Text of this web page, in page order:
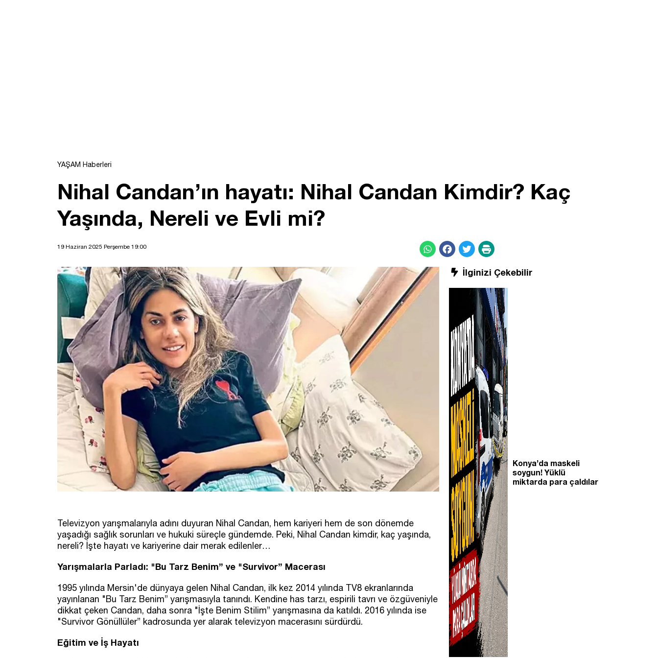
YAŞAM Haberleri
Nihal Candan’ın hayatı: Nihal Candan Kimdir? Kaç
Yaşında, Nereli ve Evli mi?
19 Haziran 2025 Perşembe 19:00
Televizyon yarışmalarıyla adını duyuran Nihal Candan, hem kariyeri hem de son dönemde
yaşadığı sağlık sorunları ve hukuki süreçle gündemde. Peki, Nihal Candan kimdir, kaç yaşında,
nereli? İşte hayatı ve kariyerine dair merak edilenler…
Yarışmalarla Parladı: "Bu Tarz Benim” ve "Survivor” Macerası
1995 yılında Mersin'de dünyaya gelen Nihal Candan, ilk kez 2014 yılında TV8 ekranlarında
yayınlanan "Bu Tarz Benim” yarışmasıyla tanındı. Kendine has tarzı, espirili tavrı ve özgüveniyle
dikkat çeken Candan, daha sonra "İşte Benim Stilim” yarışmasına da katıldı. 2016 yılında ise
"Survivor Gönüllüler” kadrosunda yer alarak televizyon macerasını sürdürdü.
Eğitim ve İş Hayatı
İlginizi Çekebilir
Konya’da maskeli
soygun! Yüklü
miktarda para çaldılar